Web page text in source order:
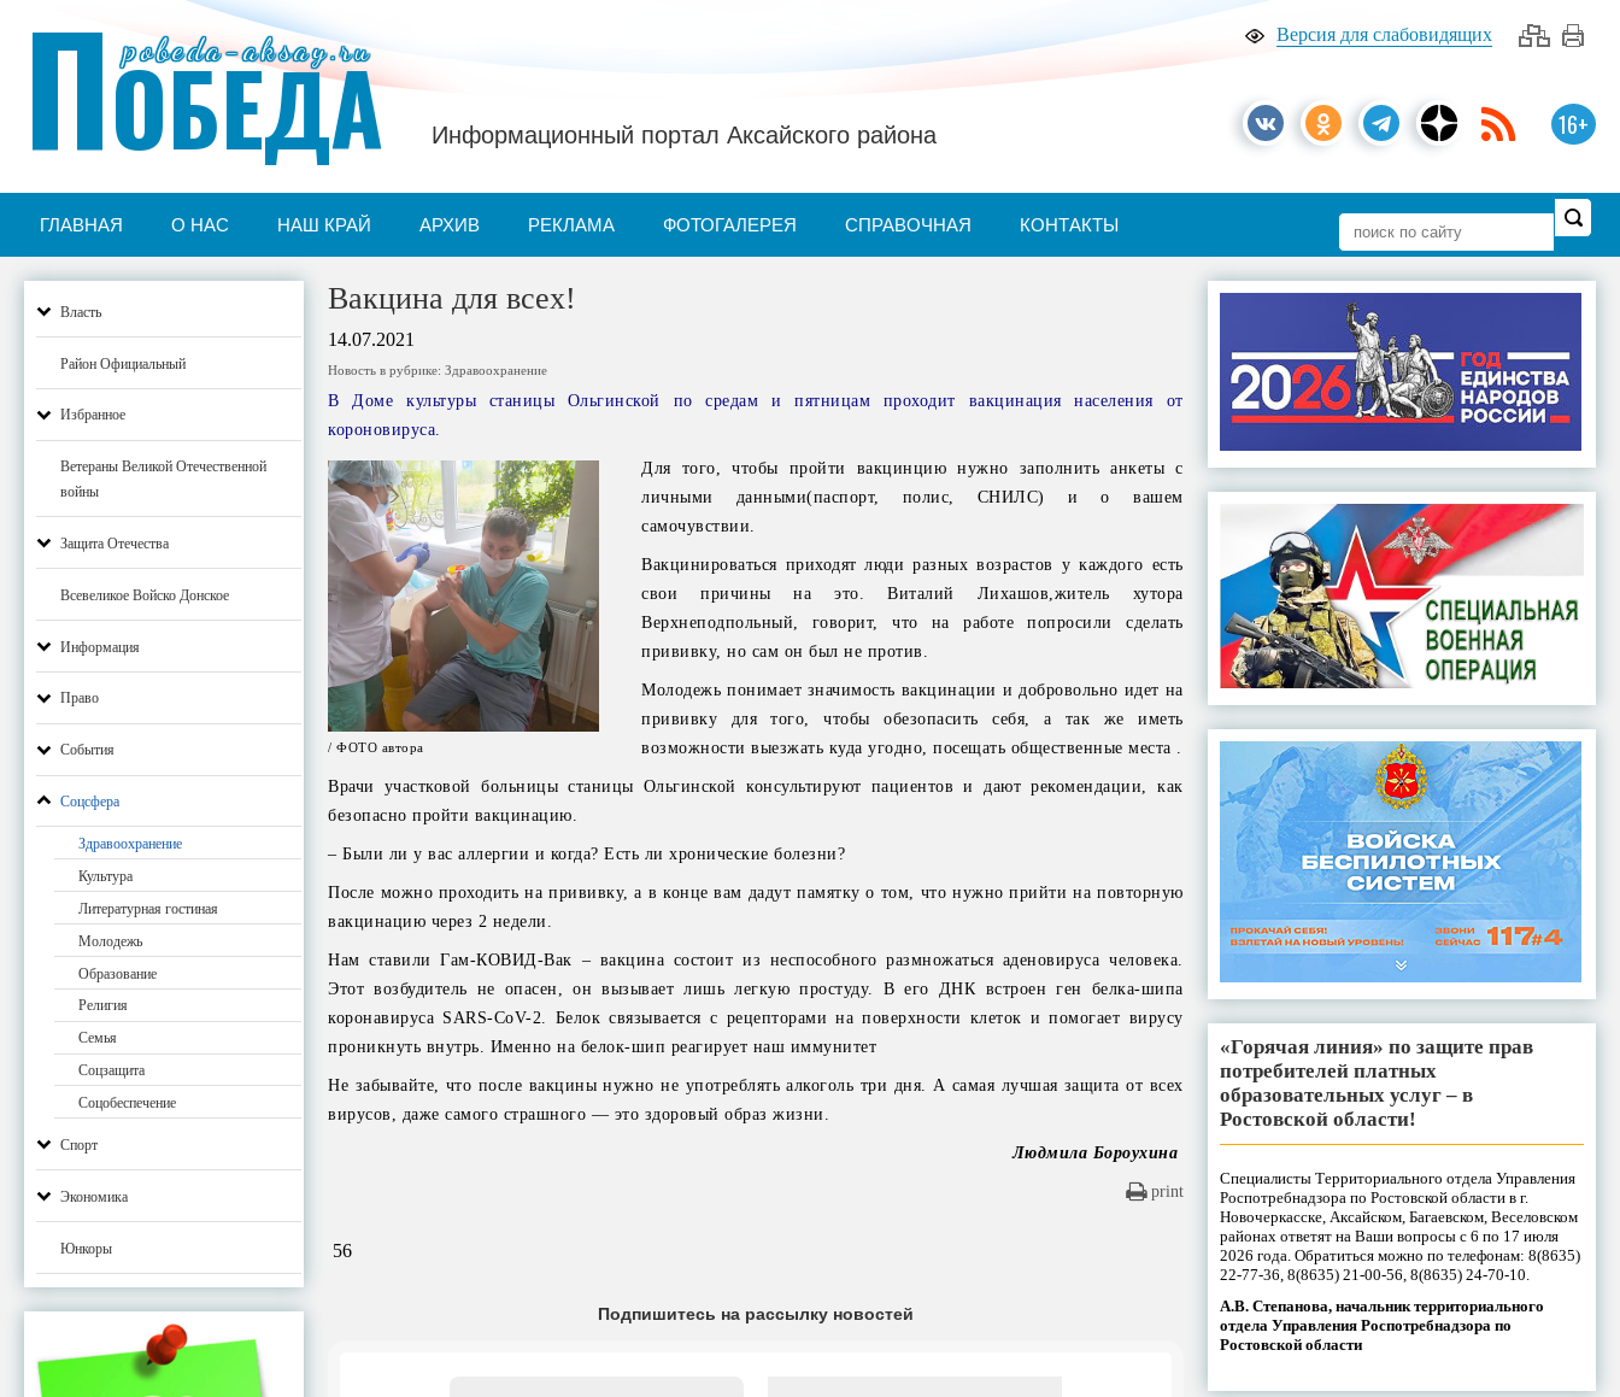
Версия для слабовидящих
16+
pobeda-aksay.ru
ПОБЕДА Информационный портал Аксайского района
ГЛАВНАЯ О НАС НАШ КРАЙ АРХИВ РЕКЛАМА ФОТОГАЛЕРЕЯ СПРАВОЧНАЯ КОНТАКТЫ
Власть
Район Официальный
Избранное
Ветераны Великой Отечественной
войны
Защита Отечества
Всевеликое Войско Донское
Информация
Право
События
Соцсфера
Здравоохранение
Культура
Литературная гостиная
Молодежь
Образование
Религия
Семья
Соцзащита
Соцобеспечение
Спорт
Экономика
Юнкоры
Вакцина для всех!
14.07.2021
Новость в рубрике:Здравоохранение
В Доме культуры станицы Ольгинской по средам и пятницам проходит вакцинация населения от
короновируса.
/ ФОТО автора
Для того, чтобы пройти вакцинцию нужно заполнить анкеты с
личными данными(паспорт, полис, СНИЛС) и о вашем
самочувствии.
Вакцинироваться приходят люди разных возрастов у каждого есть
свои причины на это. Виталий Лихашов,житель хутора
Верхнеподпольный, говорит, что на работе попросили сделать
прививку, но сам он был не против.
Молодежь понимает значимость вакцинации и добровольно идет на
прививку для того, чтобы обезопасить себя, а так же иметь
возможности выезжать куда угодно, посещать общественные места .
Врачи участковой больницы станицы Ольгинской консультируют пациентов и дают рекомендации, как
безопасно пройти вакцинацию.
– Были ли у вас аллергии и когда? Есть ли хронические болезни?
После можно проходить на прививку, а в конце вам дадут памятку о том, что нужно прийти на повторную
вакцинацию через 2 недели.
Нам ставили Гам-КОВИД-Вак – вакцина состоит из неспособного размножаться аденовируса человека.
Этот возбудитель не опасен, он вызывает лишь легкую простуду. В его ДНК встроен ген белка-шипа
коронавируса SARS-CoV-2. Белок связывается с рецепторами на поверхности клеток и помогает вирусу
проникнуть внутрь. Именно на белок-шип реагирует наш иммунитет
Не забывайте, что после вакцины нужно не употреблять алкоголь три дня. А самая лучшая защита от всех
вирусов, даже самого страшного — это здоровый образ жизни.
Людмила Бороухина
print
56
Подпишитесь на рассылку новостей
«Горячая линия» по защите прав
потребителей платных
образовательных услуг – в
Ростовской области!
Специалисты Территориального отдела Управления
Роспотребнадзора по Ростовской области в г.
Новочеркасске, Аксайском, Багаевском, Веселовском
районах ответят на Ваши вопросы с 6 по 17 июля
2026 года. Обратиться можно по телефонам: 8(8635)
22-77-36, 8(8635) 21-00-56, 8(8635) 24-70-10.
А.В. Степанова, начальник территориального
отдела Управления Роспотребнадзора по
Ростовской области